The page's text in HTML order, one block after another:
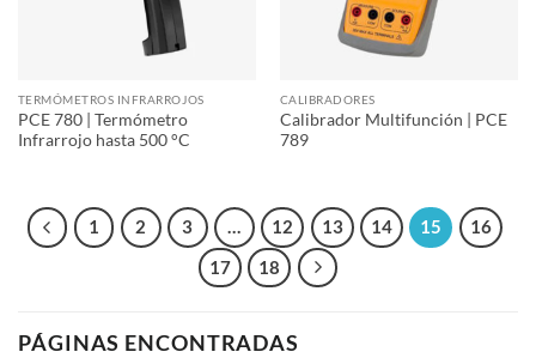
TERMÓMETROS INFRARROJOS
PCE 780 | Termómetro
Infrarrojo hasta 500 °C
CALIBRADORES
Calibrador Multifunción | PCE
789
1 2 3 … 12 13 14 15
16
17
18
PÁGINAS ENCONTRADAS